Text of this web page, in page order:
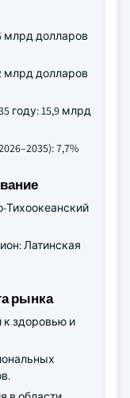
млрд долларов
млрд долларов
году: 15,9 млрд
7,7%
Тихоокеанский
Латинская
рынка
к здоровью и